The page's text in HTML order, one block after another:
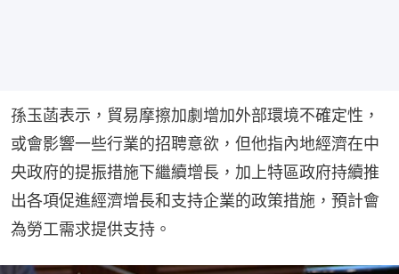
孫玉菡表示，貿易摩擦加劇增加外部環境不確定性，
或會影響一些行業的招聘意欲，但他指內地經濟在中
央政府的提振措施下繼續增長，加上特區政府持續推
出各項促進經濟增長和支持企業的政策措施，預計會
為勞工需求提供支持。